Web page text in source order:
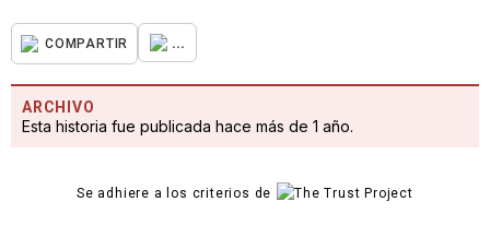
COMPARTIR ...
ARCHIVO
Esta historia fue publicada hace más de 1 año.
Se adhiere a los criterios de